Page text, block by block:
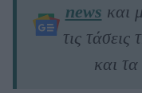
news και
τις
και